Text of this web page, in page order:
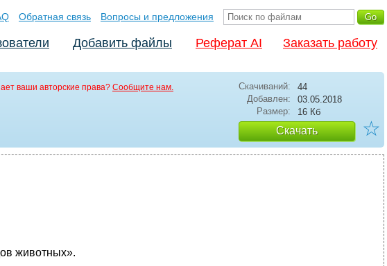
Обратная связь Вопросы и предложения
Добавить файлы Реферат AI Заказать работу
ваши авторские права? Сообщите нам. Скачиваний:
44
Добавлен:
03.05.2018
Размер:
16 Кб
Скачать ☆
животных».